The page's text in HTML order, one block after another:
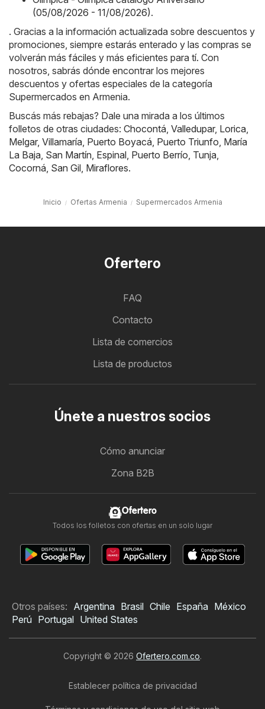
(05/08/2026 - 11/08/2026).
. Gracias a la información actualizada sobre descuentos y
promociones, siempre estarás enterado y las compras se
volverán más fáciles y más eficientes para tí. Con
nosotros, sabrás dónde encontrar los mejores
descuentos y ofertas especiales de la categoría
Supermercados en Armenia.
Buscás más rebajas? Dale una mirada a los últimos
folletos de otras ciudades: Chocontá Valledupar, Lorica
Melgar, Villamaría Puerto Boyacá Puerto Triunfo María
La Baja San Martín Espinal Puerto Berrío Tunja
Cocorná San Gil Miraflores.
Inicio Ofertas Armenia Supermercados Armenia
Ofertero
FAQ
Contacto
Lista de comercios
Lista de productos
Únete a nuestros socios
Cómo anunciar
Zona B2B
Ofertero
Todos los folletos con ofertas en un solo lugar
Otros países: Argentina Brasil Chile España México
Perú Portugal United States
Copyright © 2026 Ofertero.com.co.
Establecer política de privacidad